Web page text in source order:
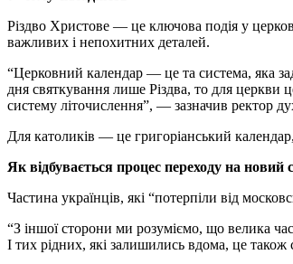
Різдво Христове — це ключова подія у
важливих і непохитних деталей.
“Церковний календар — це та система, яка
дня святкування лише Різдва, то для церкви
систему літочислення”, — зазначив ректор
Для католиків — це григоріанський
Як відбувається процес переходу на новий
Частина українців, які “потерпіли від
“З іншої сторони ми розуміємо, що велика
І тих рідних, які залишились вдома, це